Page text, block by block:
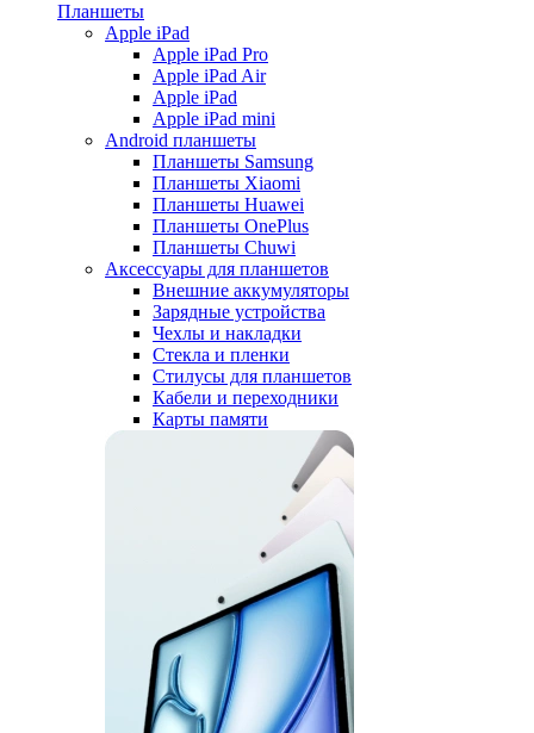
Планшеты
Apple iPad
Apple iPad Pro
Apple iPad Air
Apple iPad
Apple iPad mini
Android планшеты
Планшеты Samsung
Планшеты Xiaomi
Планшеты Huawei
Планшеты OnePlus
Планшеты Chuwi
Аксессуары для планшетов
Внешние аккумуляторы
Зарядные устройства
Чехлы и накладки
Стекла и пленки
Стилусы для планшетов
Кабели и переходники
Карты памяти